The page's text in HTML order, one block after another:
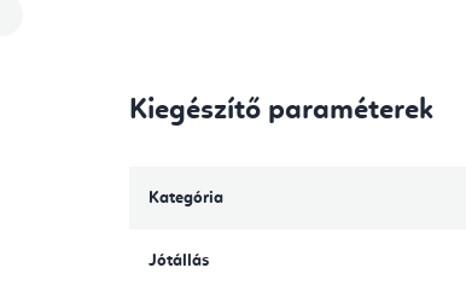
Kiegészítő paraméterek
Kategória
Jótállás